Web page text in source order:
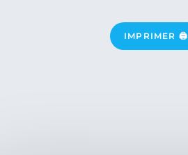
IMPRIMER 🖨